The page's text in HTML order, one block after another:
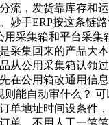
流，发货靠库存和
妙手ERP按这条链
用采集箱和平台采集
采集回来的产品大
从公用采集箱认领
在公用箱改通用信
则能自动审什么？
单地址时间设条件
单，不用人工一笔